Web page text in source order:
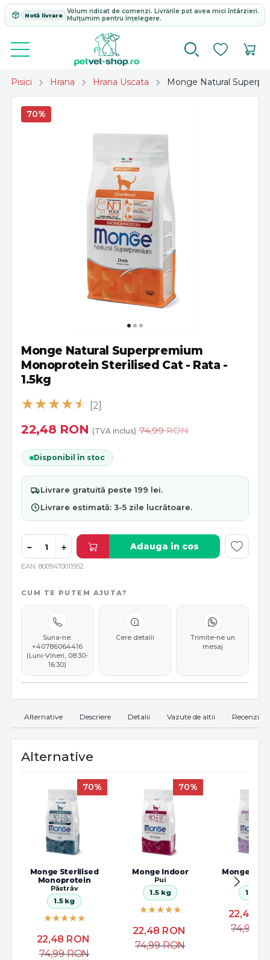
Notă livrare
Volum ridicat de comenzi. Livrările pot avea mici întârzieri.
Mulțumim pentru înțelegere.
Pisici Hrana Hrana Uscata Monge Natural
70%
Monge Natural Superpremium
Monoprotein Sterilised Cat - Rata -
1.5kg
[2]
22,48 RON (TVA inclus) 74,99RON
Disponibil în stoc
Livrare gratuită peste 199 lei.
Livrare estimată: 3-5 zile lucrătoare.
EAN 8009470011952
− + Adauga in cos
CUM TE PUTEM AJUTA?
Suna-ne:
+40786064416
(Luni-Vineri, 08:30-
16:30)
Cere detalii
Trimite-ne un
mesaj
Alternative Descriere Detalii Vazute de altii Recenzii
Alternative
70%
Monge Sterilised
Monoprotein
Păstrăv
1.5 kg
22,48 RON
74,99RON
70%
Monge Indoor
Pui
1.5 kg
22,48 RON
74,99RON
Monge
1.5 kg
22,48
74,99